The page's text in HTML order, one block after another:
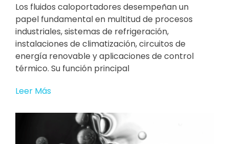
Los fluidos caloportadores desempeñan un
papel fundamental en multitud de procesos
industriales, sistemas de refrigeración,
instalaciones de climatización, circuitos de
energía renovable y aplicaciones de control
térmico. Su función principal
Leer Más